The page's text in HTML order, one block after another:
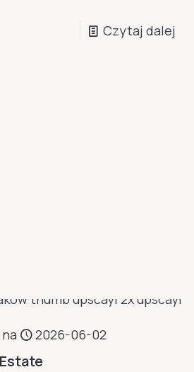
Czytaj dalej
na 2026-06-02